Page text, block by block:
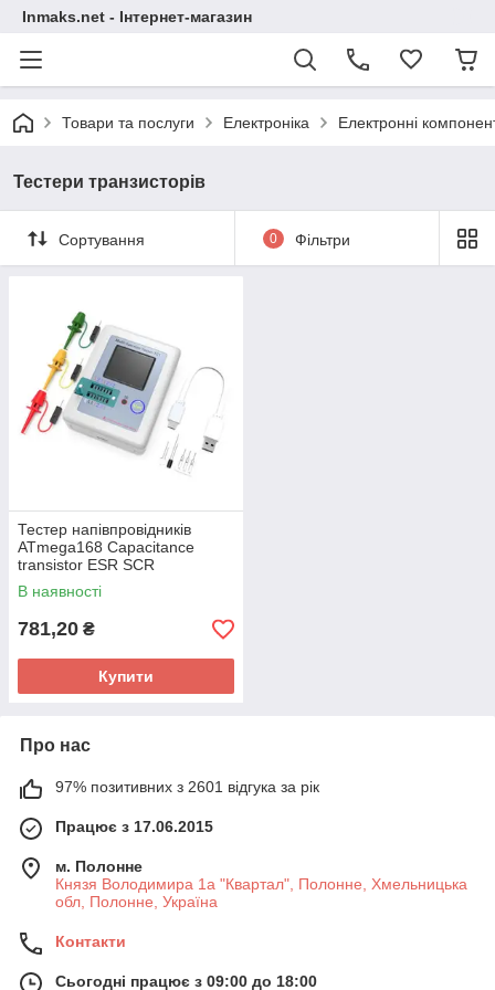
Inmaks.net - Інтернет-магазин
Товари та послуги Електроніка Електронні
Тестери транзисторів
Сортування 0 Фільтри
Тестер напівпровідників
ATmega168 Capacitance
transistor ESR SCR
В наявності
781,20 ₴
Купити
Про нас
97% позитивних з 2601 відгука за рік
Працює з 17.06.2015
м. Полонне
Князя Володимира 1а "Квартал", Полонне, Хмельницька
обл, Полонне, Україна
Контакти
Сьогодні працює з 09:00 до 18:00